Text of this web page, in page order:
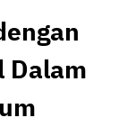
Dalam